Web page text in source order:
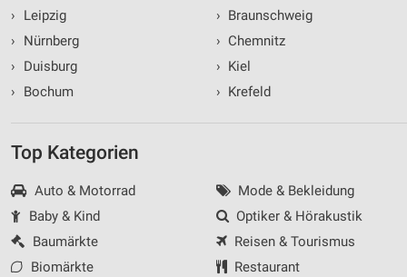
›
Leipzig
›
Nürnberg
›
Duisburg
›
Bochum
› Braunschweig
› Chemnitz
› Kiel
› Krefeld
Top Kategorien
Auto & Motorrad
Baby & Kind
Baumärkte
Biomärkte
Mode & Bekleidung
Optiker & Hörakustik
Reisen & Tourismus
Restaurant